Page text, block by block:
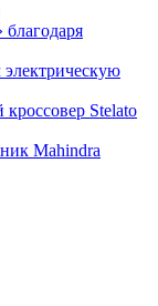
благодаря
Stelato
Mahindra